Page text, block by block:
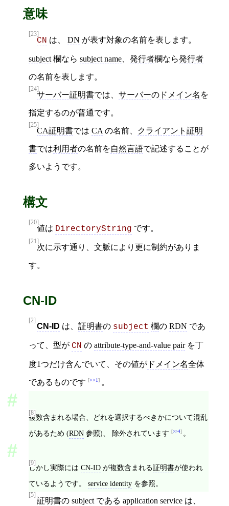
意味
[23]
CN は、 DN が表す対象の名前を表します。
subject 欄なら subject name 発行者欄なら発行者
の名前を表します。
[24]
サーバー証明書では、 サーバーの ドメイン名 を
指定するのが普通です。
[25]
CA証明書では CA の名前、 クライアント証明
書では利用者の名前を自然言語で記述することが
多いようです。
構文
[20]
値は DirectoryString です。
[21]
次に示す通り、文脈により更に制約がありま
す。
CN-ID
[2]
CN-ID は、 証明書の subject 欄の RDN であ
って、型が CN の attribute-type-and-value pairを丁
度1つだけ含んでいて、その値が ドメイン名全体
であるものです >>1 。
[8]
複数含まれる場合、どれを選択するべきかについて混乱
があるため (RDN 参照)、 除外されています >>4 。
[9]
しかし実際には CN-ID が複数含まれる証明書が使われ
ているようです。 service identity を参照。
[5]
証明書の subject である application service は、